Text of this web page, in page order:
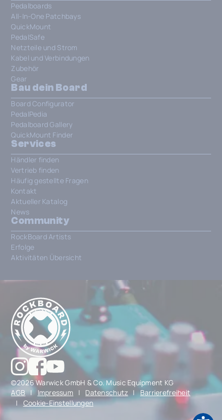
Pedalboards
All-In-One Patchbays
QuickMount
PedalSafe
Netzteile und Strom
Kabel und Verbindungen
Zubehör
Gear
Bau dein Board
Board Configurator
PedalPedia
Pedalboard Gallery
QuickMount Finder
Services
Händler finden
Vertrieb finden
Häufig gestellte Fragen
Kontakt
Aktueller Katalog
News
Community
RockBoard Artists
Erfolge
Aktivitäten Übersicht
©2026 Warwick GmbH & Co. Music Equipment KG
AGB
| Impressum | Datenschutz |
Barrierefreiheit
|
Cookie-Einstellungen